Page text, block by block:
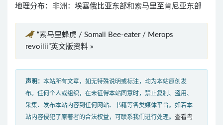
地理分布：非洲：埃塞俄比亚东部和索马里至肯尼亚东部
“索马里蜂虎 / Somali Bee-eater / Merops
revoilii”英文版资料 »
声明： 本站所有文章，如无特殊说明或标注，均为本站原创发
布。任何个人或组织，在未征得本站同意时，禁止复制、盗用、
采集、发布本站内容到任何网站、书籍等各类媒体平台。如若本
站内容侵犯了原著者的合法权益，可联系我们进行处理。 查看鸟